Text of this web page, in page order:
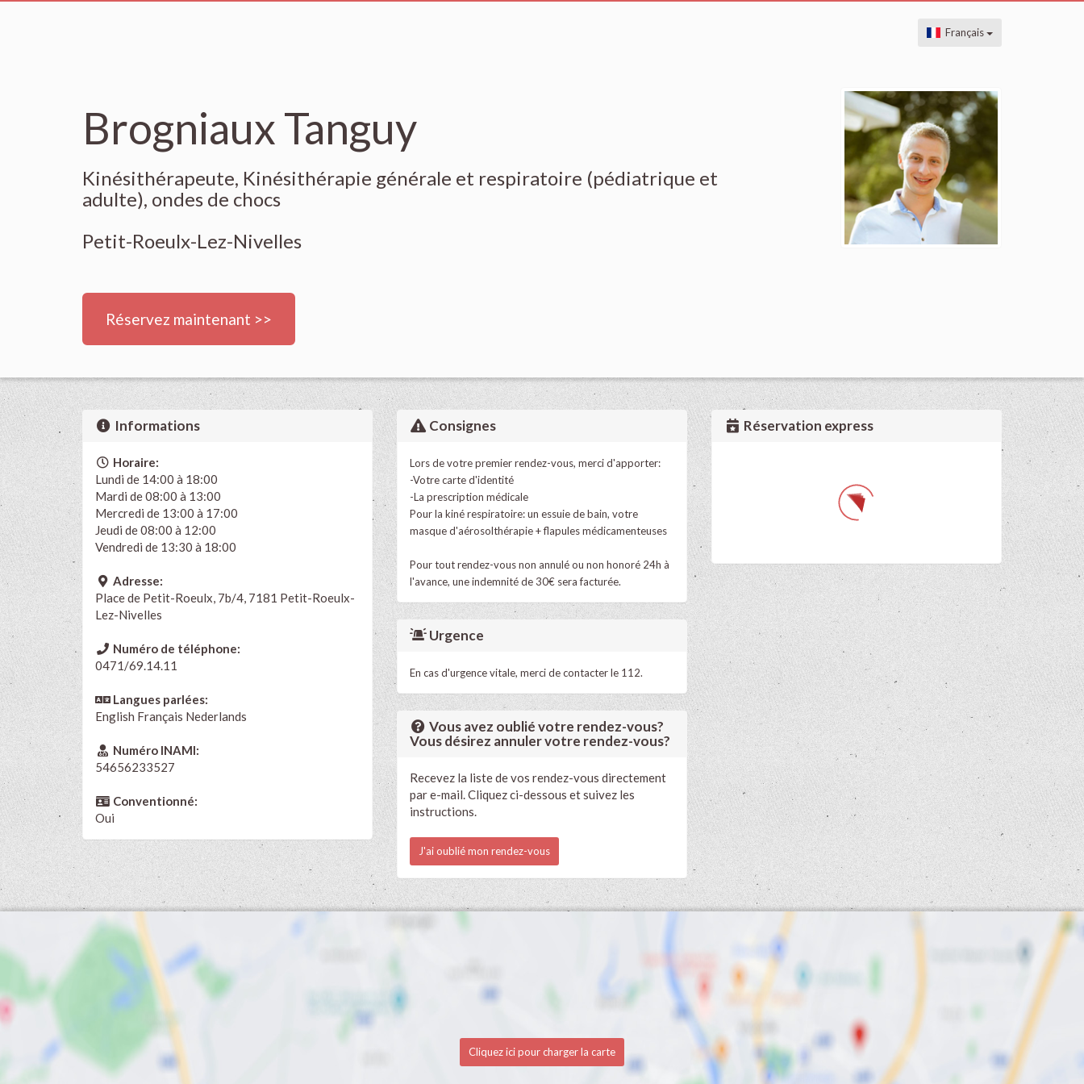
Français
Brogniaux Tanguy
Kinésithérapeute, Kinésithérapie générale et respiratoire (pédiatrique et
adulte), ondes de chocs
Petit-Roeulx-Lez-Nivelles
Réservez maintenant >>
Informations
Horaire:
Lundi de 14:00 à 18:00
Mardi de 08:00 à 13:00
Mercredi de 13:00 à 17:00
Jeudi de 08:00 à 12:00
Vendredi de 13:30 à 18:00
Adresse:
Place de Petit-Roeulx, 7b/4, 7181 Petit-Roeulx-
Lez-Nivelles
Numéro de téléphone:
0471/69.14.11
Langues parlées:
English Français Nederlands
Numéro INAMI:
54656233527
Conventionné:
Oui
Consignes
Lors de votre premier rendez-vous, merci d'apporter:
-Votre carte d'identité
-La prescription médicale
Pour la kiné respiratoire: un essuie de bain, votre
masque d'aérosolthérapie + flapules médicamenteuses
Pour tout rendez-vous non annulé ou non honoré 24h à
l'avance, une indemnité de 30€ sera facturée.
Urgence
En cas d'urgence vitale, merci de contacter le 112.
Vous avez oublié votre rendez-vous?
Vous désirez annuler votre rendez-vous?
Recevez la liste de vos rendez-vous directement
par e-mail. Cliquez ci-dessous et suivez les
instructions.
J'ai oublié mon rendez-vous
Réservation express
Cliquez ici pour charger la carte